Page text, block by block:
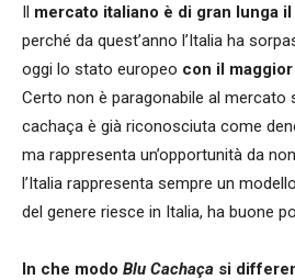
Il mercato italiano è di gran lunga
perché da quest’anno l’Italia ha
oggi lo stato europeo con il
Certo non è paragonabile al mercato
cachaça è già riconosciuta come
ma rappresenta un’opportunità da
l’Italia rappresenta sempre un
del genere riesce in Italia, ha buone
In che modo Blu Cachaça si